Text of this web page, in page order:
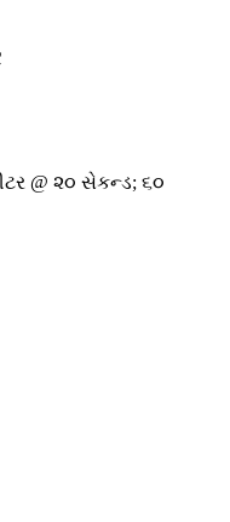
@ ૨૦ સેકન્ડ; ૬૦